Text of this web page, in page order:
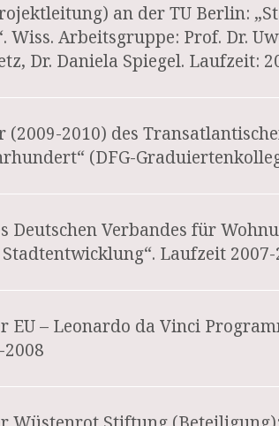
an der TU Berlin:
Wiss. Arbeitsgruppe: Prof. Dr.
Dr. Daniela Spiegel. Laufzeit:
2010) des
(DFG-
Deutschen Verbandes für
Laufzeit 2007-
EU – Leonardo da Vinci
2008